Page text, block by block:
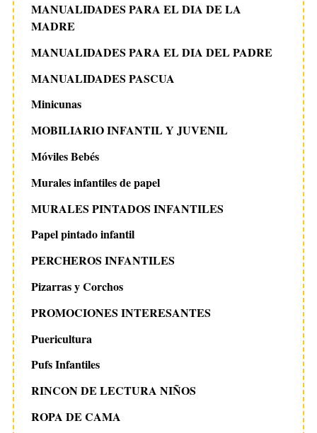
MANUALIDADES PARA EL DIA DE LA
MADRE
MANUALIDADES PARA EL DIA DEL PADRE
MANUALIDADES PASCUA
Minicunas
MOBILIARIO INFANTIL Y JUVENIL
Móviles Bebés
Murales infantiles de papel
MURALES PINTADOS INFANTILES
Papel pintado infantil
PERCHEROS INFANTILES
Pizarras y Corchos
PROMOCIONES INTERESANTES
Puericultura
Pufs Infantiles
RINCON DE LECTURA NIÑOS
ROPA DE CAMA